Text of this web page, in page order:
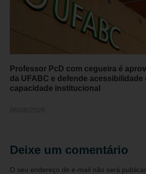
Professor PcD com cegueira é
da UFABC e defende acessibilidade
capacidade institucional
Deixe um comentário
O seu endereço de e-mail não será